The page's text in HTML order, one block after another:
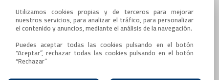
Utilizamos cookies propias y de terceros para mejorar
nuestros servicios, para analizar el tráfico, para personalizar
el contenido y anuncios, mediante el análisis de la navegación.
Puedes aceptar todas las cookies pulsando en el botón
“Aceptar”, rechazar todas las cookies pulsando en el botón
“Rechazar”